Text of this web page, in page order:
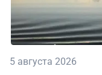
5 августа 2026